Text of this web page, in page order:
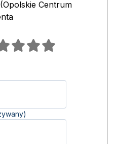
Centrum